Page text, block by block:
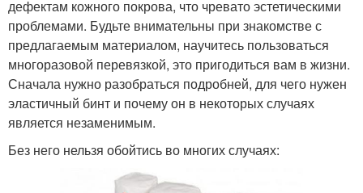
дефектам кожного покрова, что чревато эстетическими
проблемами. Будьте внимательны при знакомстве с
предлагаемым материалом, научитесь пользоваться
многоразовой перевязкой, это пригодиться вам в жизни.
Сначала нужно разобраться подробней, для чего нужен
эластичный бинт и почему он в некоторых случаях
является незаменимым.
Без него нельзя обойтись во многих случаях: